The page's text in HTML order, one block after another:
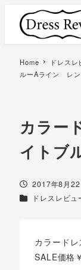
Home ドレス
ルーAライン レン
カラー
イトブ
投稿日
2017年8月22
カテゴリー
ドレスレビ
カラード
SALE価格